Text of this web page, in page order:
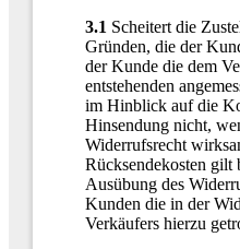
3.1 Scheitert die
Gründen, die der
der Kunde die dem
entstehenden
im Hinblick auf die
Hinsendung nicht,
Widerrufsrecht
Rücksendekosten gilt
Ausübung des
Kunden die in der
Verkäufers hierzu